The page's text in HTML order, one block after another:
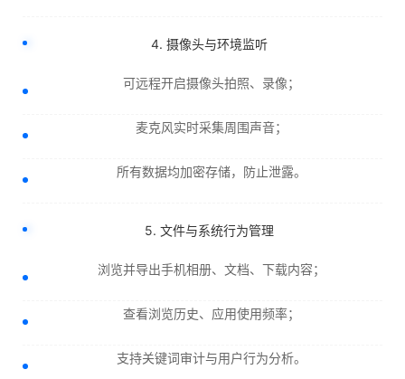
4. 摄像头与环境监听
可远程开启摄像头拍照、录像；
麦克风实时采集周围声音；
所有数据均加密存储，防止泄露。
5. 文件与系统行为管理
浏览并导出手机相册、文档、下载内容；
查看浏览历史、应用使用频率；
支持关键词审计与用户行为分析。